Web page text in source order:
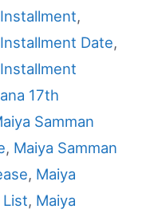
,
Date,
17th
Samman
, Maiya Samman
, Maiya
List, Maiya